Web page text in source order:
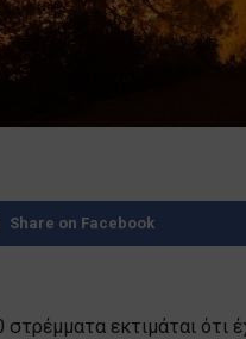
Share on Facebook
εκτιμάται ότι